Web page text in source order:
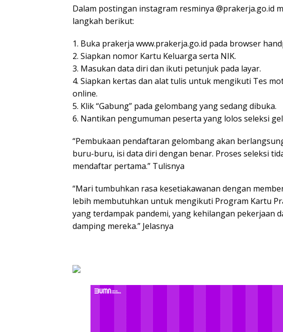
Dalam postingan instagram resminya @prakerja.go.id
langkah berikut:
1. Buka prakerja www.prakerja.go.id pada browser
2. Siapkan nomor Kartu Keluarga serta NIK.
3. Masukan data diri dan ikuti petunjuk pada layar.
4. Siapkan kertas dan alat tulis untuk mengikuti Tes
online.
5. Klik “Gabung” pada gelombang yang sedang dibuka.
6. Nantikan pengumuman peserta yang lolos seleksi
“Pembukaan pendaftaran gelombang akan
buru-buru, isi data diri dengan benar. Proses seleksi
mendaftar pertama.” Tulisnya
“Mari tumbuhkan rasa kesetiakawanan dengan
lebih membutuhkan untuk mengikuti Program Kartu
yang terdampak pandemi, yang kehilangan pekerjaan
damping mereka.” Jelasnya